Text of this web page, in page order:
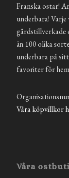
Franska ostar!
underbara!
gårdstillverkade
än 100 olika
underbara på
favoriter för
Våra köpvillkor
Våra